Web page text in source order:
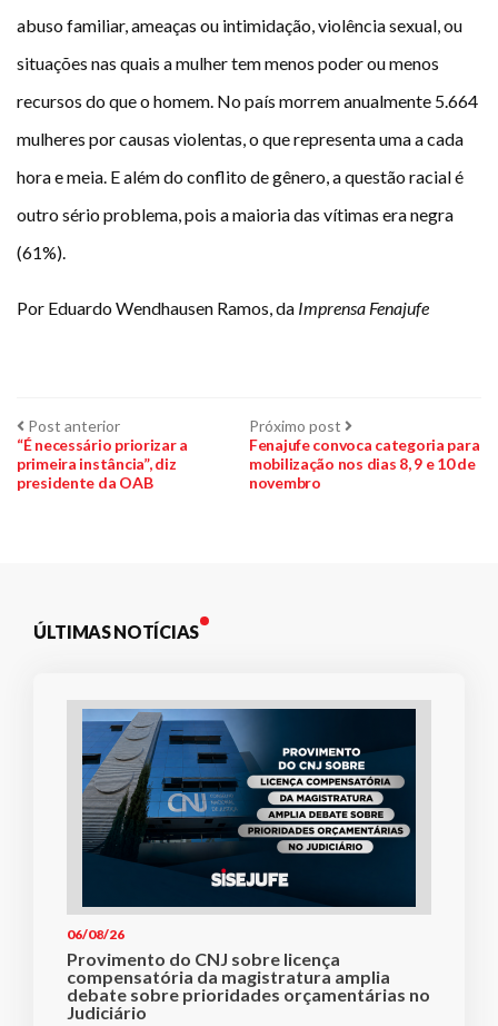
abuso familiar, ameaças ou intimidação, violência sexual, ou
situações nas quais a mulher tem menos poder ou menos
recursos do que o homem. No país morrem anualmente 5.664
mulheres por causas violentas, o que representa uma a cada
hora e meia. E além do conflito de gênero, a questão racial é
outro sério problema, pois a maioria das vítimas era negra
(61%).
Por Eduardo Wendhausen Ramos, da Imprensa Fenajufe
Navegação
de
Post anteriorPost
anterior:
“É necessário priorizar a
primeira instância”, diz
presidente da OAB
Próximo post Próximo
post:
Fenajufe convoca categoria para
mobilização nos dias 8, 9 e 10 de
novembro
ÚLTIMAS NOTÍCIAS
06/08/26
Provimento do CNJ sobre licença
compensatória da magistratura amplia
debate sobre prioridades orçamentárias no
Judiciário